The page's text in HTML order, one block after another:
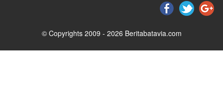
© Copyrights 2009 - 2026 Beritabatavia.com